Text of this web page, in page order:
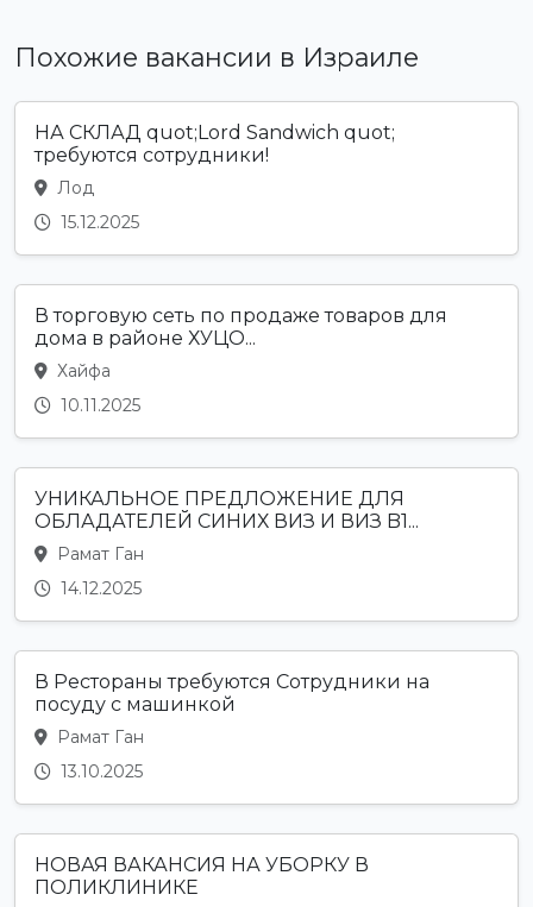
Похожие вакансии в Израиле
НА СКЛАД quot;Lord Sandwich quot;
требуются сотрудники!
Лод
15.12.2025
В торговую сеть по продаже товаров для
дома в районе ХУЦО...
Хайфа
10.11.2025
УНИКАЛЬНОЕ ПРЕДЛОЖЕНИЕ ДЛЯ
ОБЛАДАТЕЛЕЙ СИНИХ ВИЗ И ВИЗ B1...
Рамат Ган
14.12.2025
В Рестораны требуются Сотрудники на
посуду с машинкой
Рамат Ган
13.10.2025
НОВАЯ ВАКАНСИЯ НА УБОРКУ В
ПОЛИКЛИНИКЕ